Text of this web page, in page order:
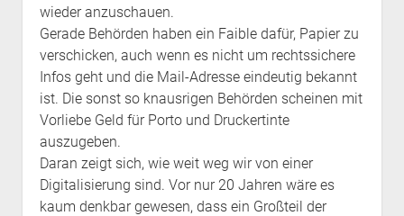
Barrierefreie PDFs
Datenschutz
English Version
wieder anzuschauen.
Gerade Behörden haben ein Faible dafür, Papier zu
verschicken, auch wenn es nicht um rechtssichere
Infos geht und die Mail-Adresse eindeutig bekannt
ist. Die sonst so knausrigen Behörden scheinen mit
Vorliebe Geld für Porto und Druckertinte
auszugeben.
Daran zeigt sich, wie weit weg wir von einer
Digitalisierung sind. Vor nur 20 Jahren wäre es
kaum denkbar gewesen, dass ein Großteil der